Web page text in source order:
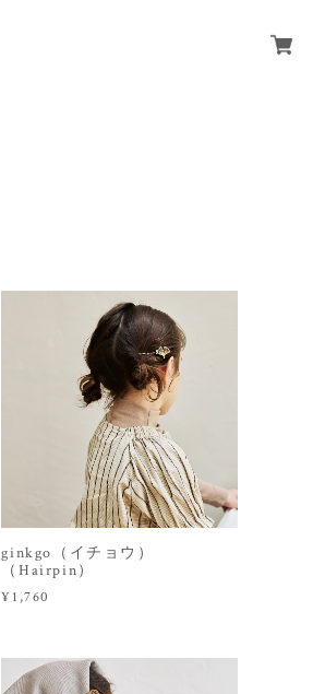
ginkgo（イチョウ）
（Hairpin）
¥1,760